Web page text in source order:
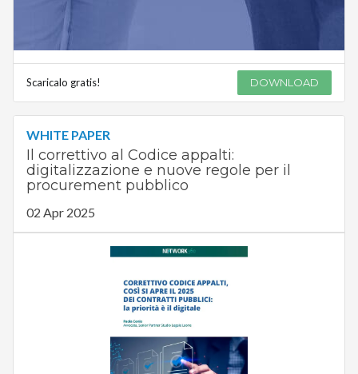
Scaricalo gratis! DOWNLOAD
WHITE PAPER
Il correttivo al Codice appalti:
digitalizzazione e nuove regole per il
procurement pubblico
02 Apr 2025